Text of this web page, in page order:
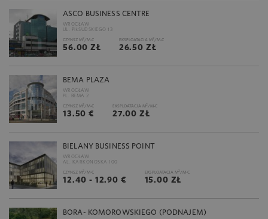
ASCO BUSINESS CENTRE
WROCŁAW
UL. PIŁSUDSKIEGO 13
CZYNSZ M2 /M-C
56.00 ZŁ
EKSPLOATACJA M2 /M-C
26.50 ZŁ
BEMA PLAZA
WROCŁAW
PL. BEMA 2
CZYNSZ M2 /M-C
13.50 €
EKSPLOATACJA M2 /M-C
27.00 ZŁ
BIELANY BUSINESS POINT
WROCŁAW
AL. KARKONOSKA 100
CZYNSZ M2 /M-C
12.40 - 12.90 €
EKSPLOATACJA M2 /M-C
15.00 ZŁ
BORA- KOMOROWSKIEGO (PODNAJEM)